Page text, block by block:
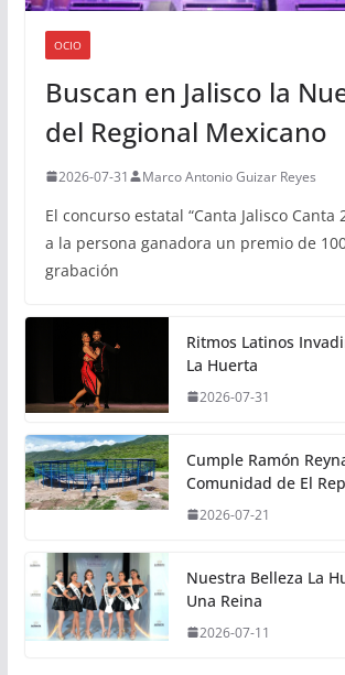
OCIO
Buscan en Jalisco la
del Regional Mexicano
2026-07-31 Marco Antonio Guizar Reyes
El concurso estatal “Canta Jalisco Canta
a la persona ganadora un premio de
grabación
Ritmos Latinos
La Huerta
2026-07-31
Cumple Ramón
Comunidad de El
2026-07-21
Nuestra Belleza La
Una Reina
2026-07-11